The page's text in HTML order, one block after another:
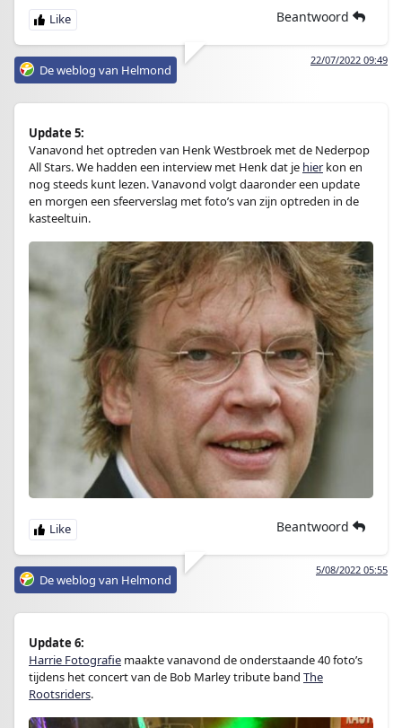
Beantwoord
22/07/2022 09:49
De weblog van Helmond
Update 5:
Vanavond het optreden van Henk Westbroek met de Nederpop
All Stars. We hadden een interview met Henk dat je hier kon en
nog steeds kunt lezen. Vanavond volgt daaronder een update
en morgen een sfeerverslag met foto’s van zijn optreden in de
kasteeltuin.
Beantwoord
5/08/2022 05:55
De weblog van Helmond
Update 6:
Harrie Fotografie maakte vanavond de onderstaande 40 foto’s
tijdens het concert van de Bob Marley tribute band The
Rootsriders.